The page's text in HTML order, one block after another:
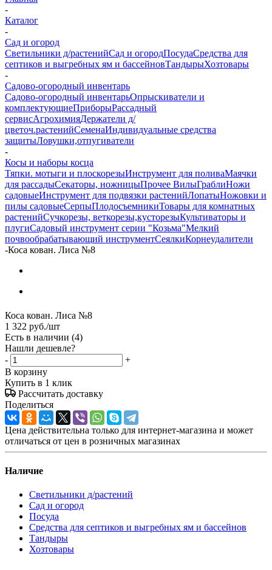
-
Каталог
-
Сад и огород
Светильники д/растенийСад и огородПосудаСредства для
септиков и выгребных ям и бассейновТандырыХозтовары
-
Садово-огородный инвентарь
Садово-огородный инвентарьОпрыскиватели и
комплектующиеПриборыРассадный
сервисАгрохимияДержатели д/
цветоч.растенийСеменаИндивидуальные средства
защитыЛовушки,отпугиватели
-
Косы и наборы косца
Тяпки. мотыги и плоскорезыИнструмент для поливаМаячки
для рассадыСекаторы, ножницыПрочее ВилыГраблиНожи
садовыеИнструмент для подвязки растенийЛопатыНожовки и
пилы садовыеСерпыПлодосъемникиТовары для комнатных
растенийСучкорезы, веткорезы,кусторезыКультиваторы и
плугиСадовый инструмент серии "Козьма"Мелкий
почвообрабатывающий инструментСеялкиКорнеудалители
-Коса кован. Лиса №8
Коса кован. Лиса №8
1 322 руб./шт
Есть в наличии (4)
Нашли дешевле?
-
+
В корзину
Купить в 1 клик
Рассчитать доставку
Поделиться
Цена действительна только для интернет-магазина и может
отличаться от цен в розничных магазинах
Наличие
Светильники д/растений
Сад и огород
Посуда
Средства для септиков и выгребных ям и бассейнов
Тандыры
Хозтовары